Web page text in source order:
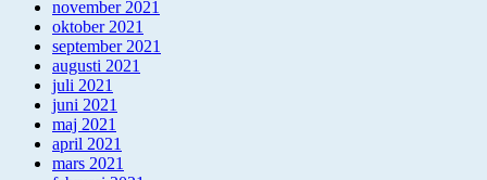
november 2021
oktober 2021
september 2021
augusti 2021
juli 2021
juni 2021
maj 2021
april 2021
mars 2021